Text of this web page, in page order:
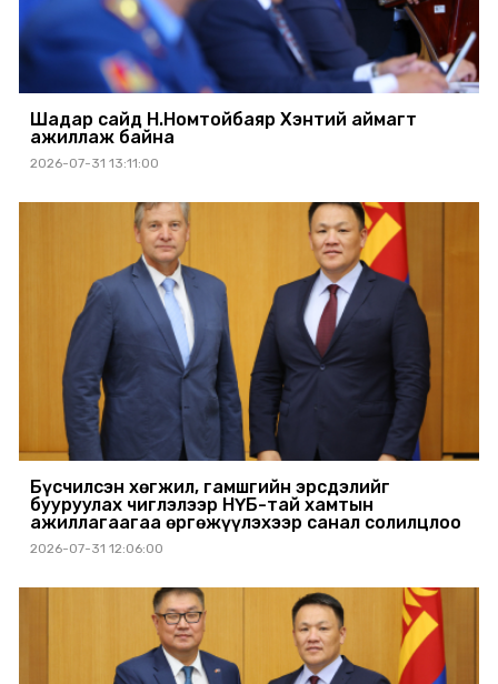
Шадар сайд Н.Номтойбаяр Хэнтий аймагт
ажиллаж байна
2026-07-31 13:11:00
Бүсчилсэн хөгжил, гамшгийн эрсдэлийг
бууруулах чиглэлээр НҮБ-тай хамтын
ажиллагаагаа өргөжүүлэхээр санал солилцлоо
2026-07-31 12:06:00